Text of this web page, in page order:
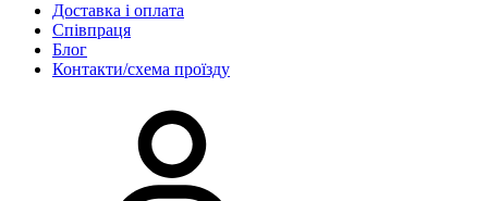
Доставка і оплата
Співпраця
Блог
Контакти/схема проїзду